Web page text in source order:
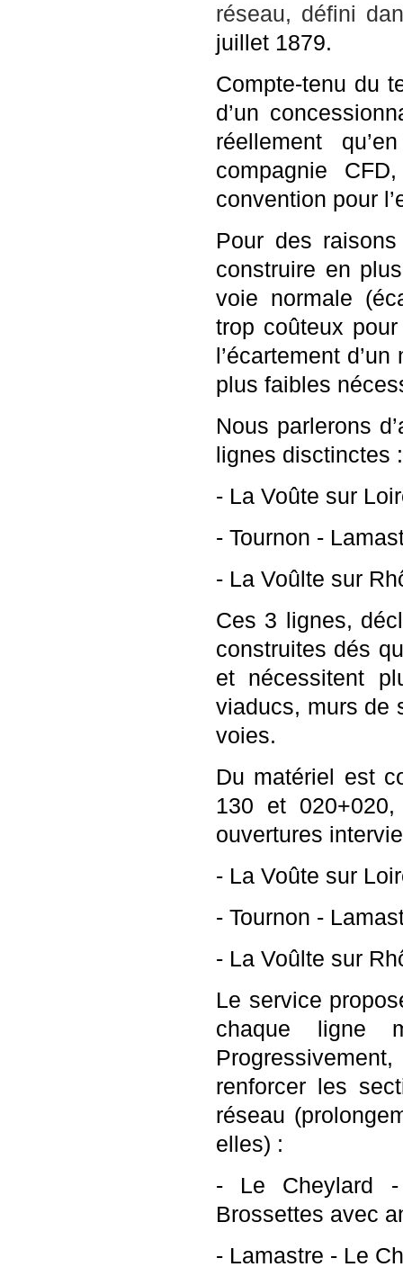
réseau, défini
juillet 1879.
Compte-tenu du
d’un
réellement
compagnie
convention pour
Pour des
construire en
voie normale
trop coûteux
l’écartement
plus faibles
Nous parlerons
lignes disctinctes :
- La Voûte sur
- Tournon -
- La Voûlte sur
Ces 3 lignes,
construites dés
et nécessitent
viaducs, murs de
voies.
Du matériel est
130 et
ouvertures
- La Voûte sur
- Tournon -
- La Voûlte sur
Le service
chaque ligne
renforcer les
réseau
elles) :
- Le Cheylard
Brossettes avec
- Lamastre - Le